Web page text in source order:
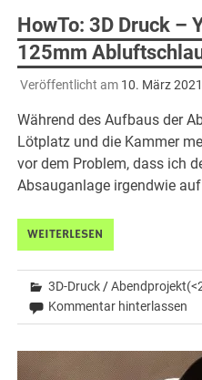
HowTo: 3D Druck –
125mm
Veröffentlicht am 10. März 2021
Während des Aufbaus der
Lötplatz und die Kammer
vor dem Problem, dass ich
Absauganlage irgendwie
WEITERLESEN
3D-Druck /
Kommentar hinterlassen